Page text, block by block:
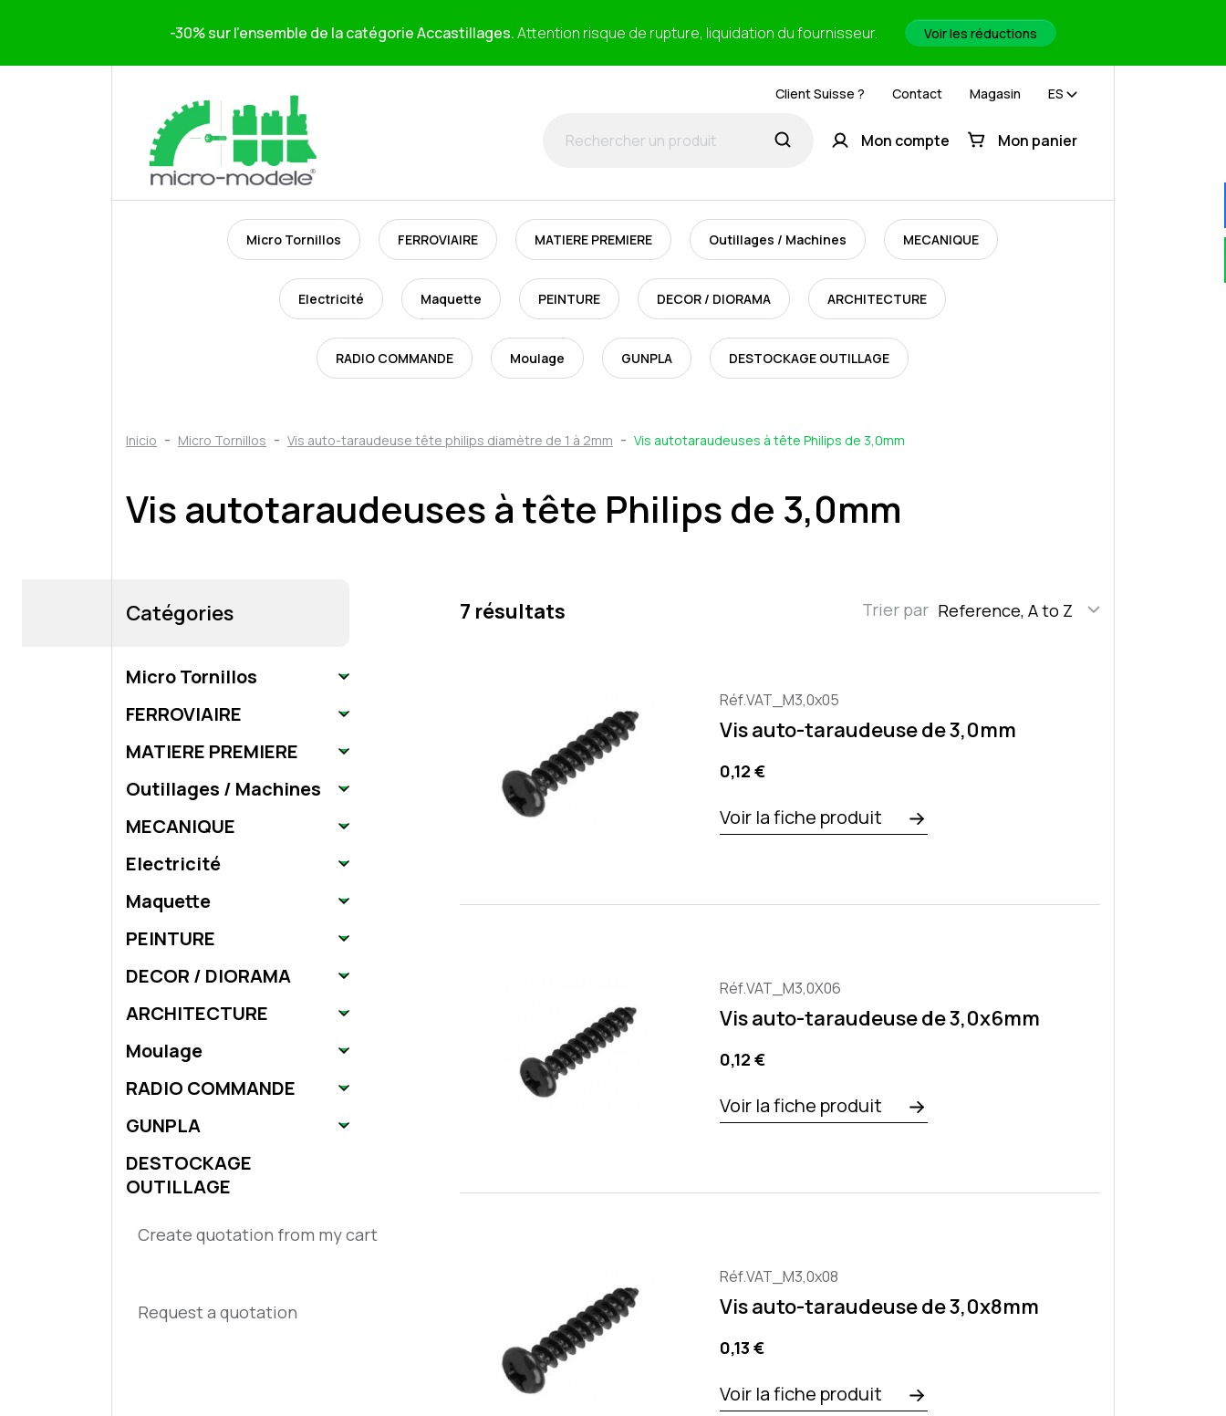
-30% sur l'ensemble de la catégorie Accastillages.Attention risque de rupture, liquidation du fournisseur. Voir les réductions
Client Suisse ? Contact Magasin ES
Mon compte Mon panier
Micro Tornillos FERROVIAIRE MATIERE PREMIERE Outillages / Machines MECANIQUE
Electricité Maquette PEINTURE DECOR / DIORAMA ARCHITECTURE
RADIO COMMANDE Moulage GUNPLA DESTOCKAGE OUTILLAGE
Inicio Micro Tornillos Vis auto-taraudeuse tête philips diamètre de 1 à 2mm Vis autotaraudeuses à tête Philips de 3,0mm
Vis autotaraudeuses à tête Philips de 3,0mm
Catégories
Micro Tornillos
FERROVIAIRE
MATIERE PREMIERE
Outillages / Machines
MECANIQUE
Electricité
Maquette
PEINTURE
DECOR / DIORAMA
ARCHITECTURE
Moulage
RADIO COMMANDE
GUNPLA
DESTOCKAGE
OUTILLAGE
Create quotation from my cart
Request a quotation
7 résultats Trier par Reference, A to Z
Réf.VAT_M3,0x05
Vis auto-taraudeuse de 3,0mm
Precio
0,12 €
Voir la fiche produit
Réf.VAT_M3,0X06
Vis auto-taraudeuse de 3,0x6mm
Precio
0,12 €
Voir la fiche produit
Réf.VAT_M3,0x08
Vis auto-taraudeuse de 3,0x8mm
Precio
0,13 €
Voir la fiche produit